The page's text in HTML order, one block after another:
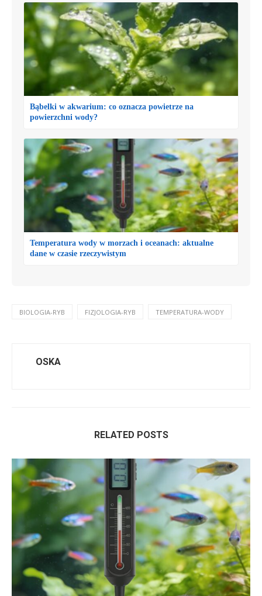
Bąbelki w akwarium: co oznacza powietrze na
powierzchni wody?
Temperatura wody w morzach i oceanach: aktualne
dane w czasie rzeczywistym
BIOLOGIA-RYB FIZJOLOGIA-RYB TEMPERATURA-WODY
OSKA
RELATED POSTS